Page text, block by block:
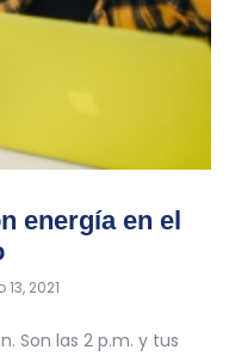
energía en el
13, 2021
Son las 2 p.m. y tus